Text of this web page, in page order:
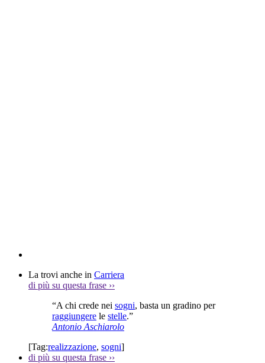
La trovi anche in Carriera
di più su questa frase ››
“A chi crede nei sogni, basta un gradino per
raggiungere le stelle.”
Antonio Aschiarolo
[Tag:realizzazione, sogni]
di più su questa frase ››